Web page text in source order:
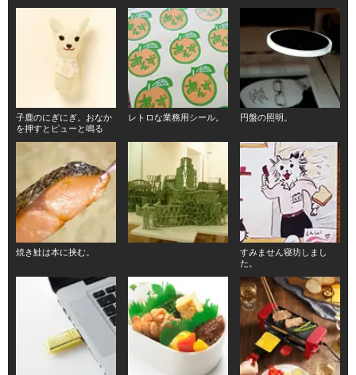
子鹿のにぎにぎ。おなか
を押すとピューと鳴る
レトロな業務用シール。 円盤の照明。
焼き鮭は本に挟む。
すみません寝坊しまし
た。